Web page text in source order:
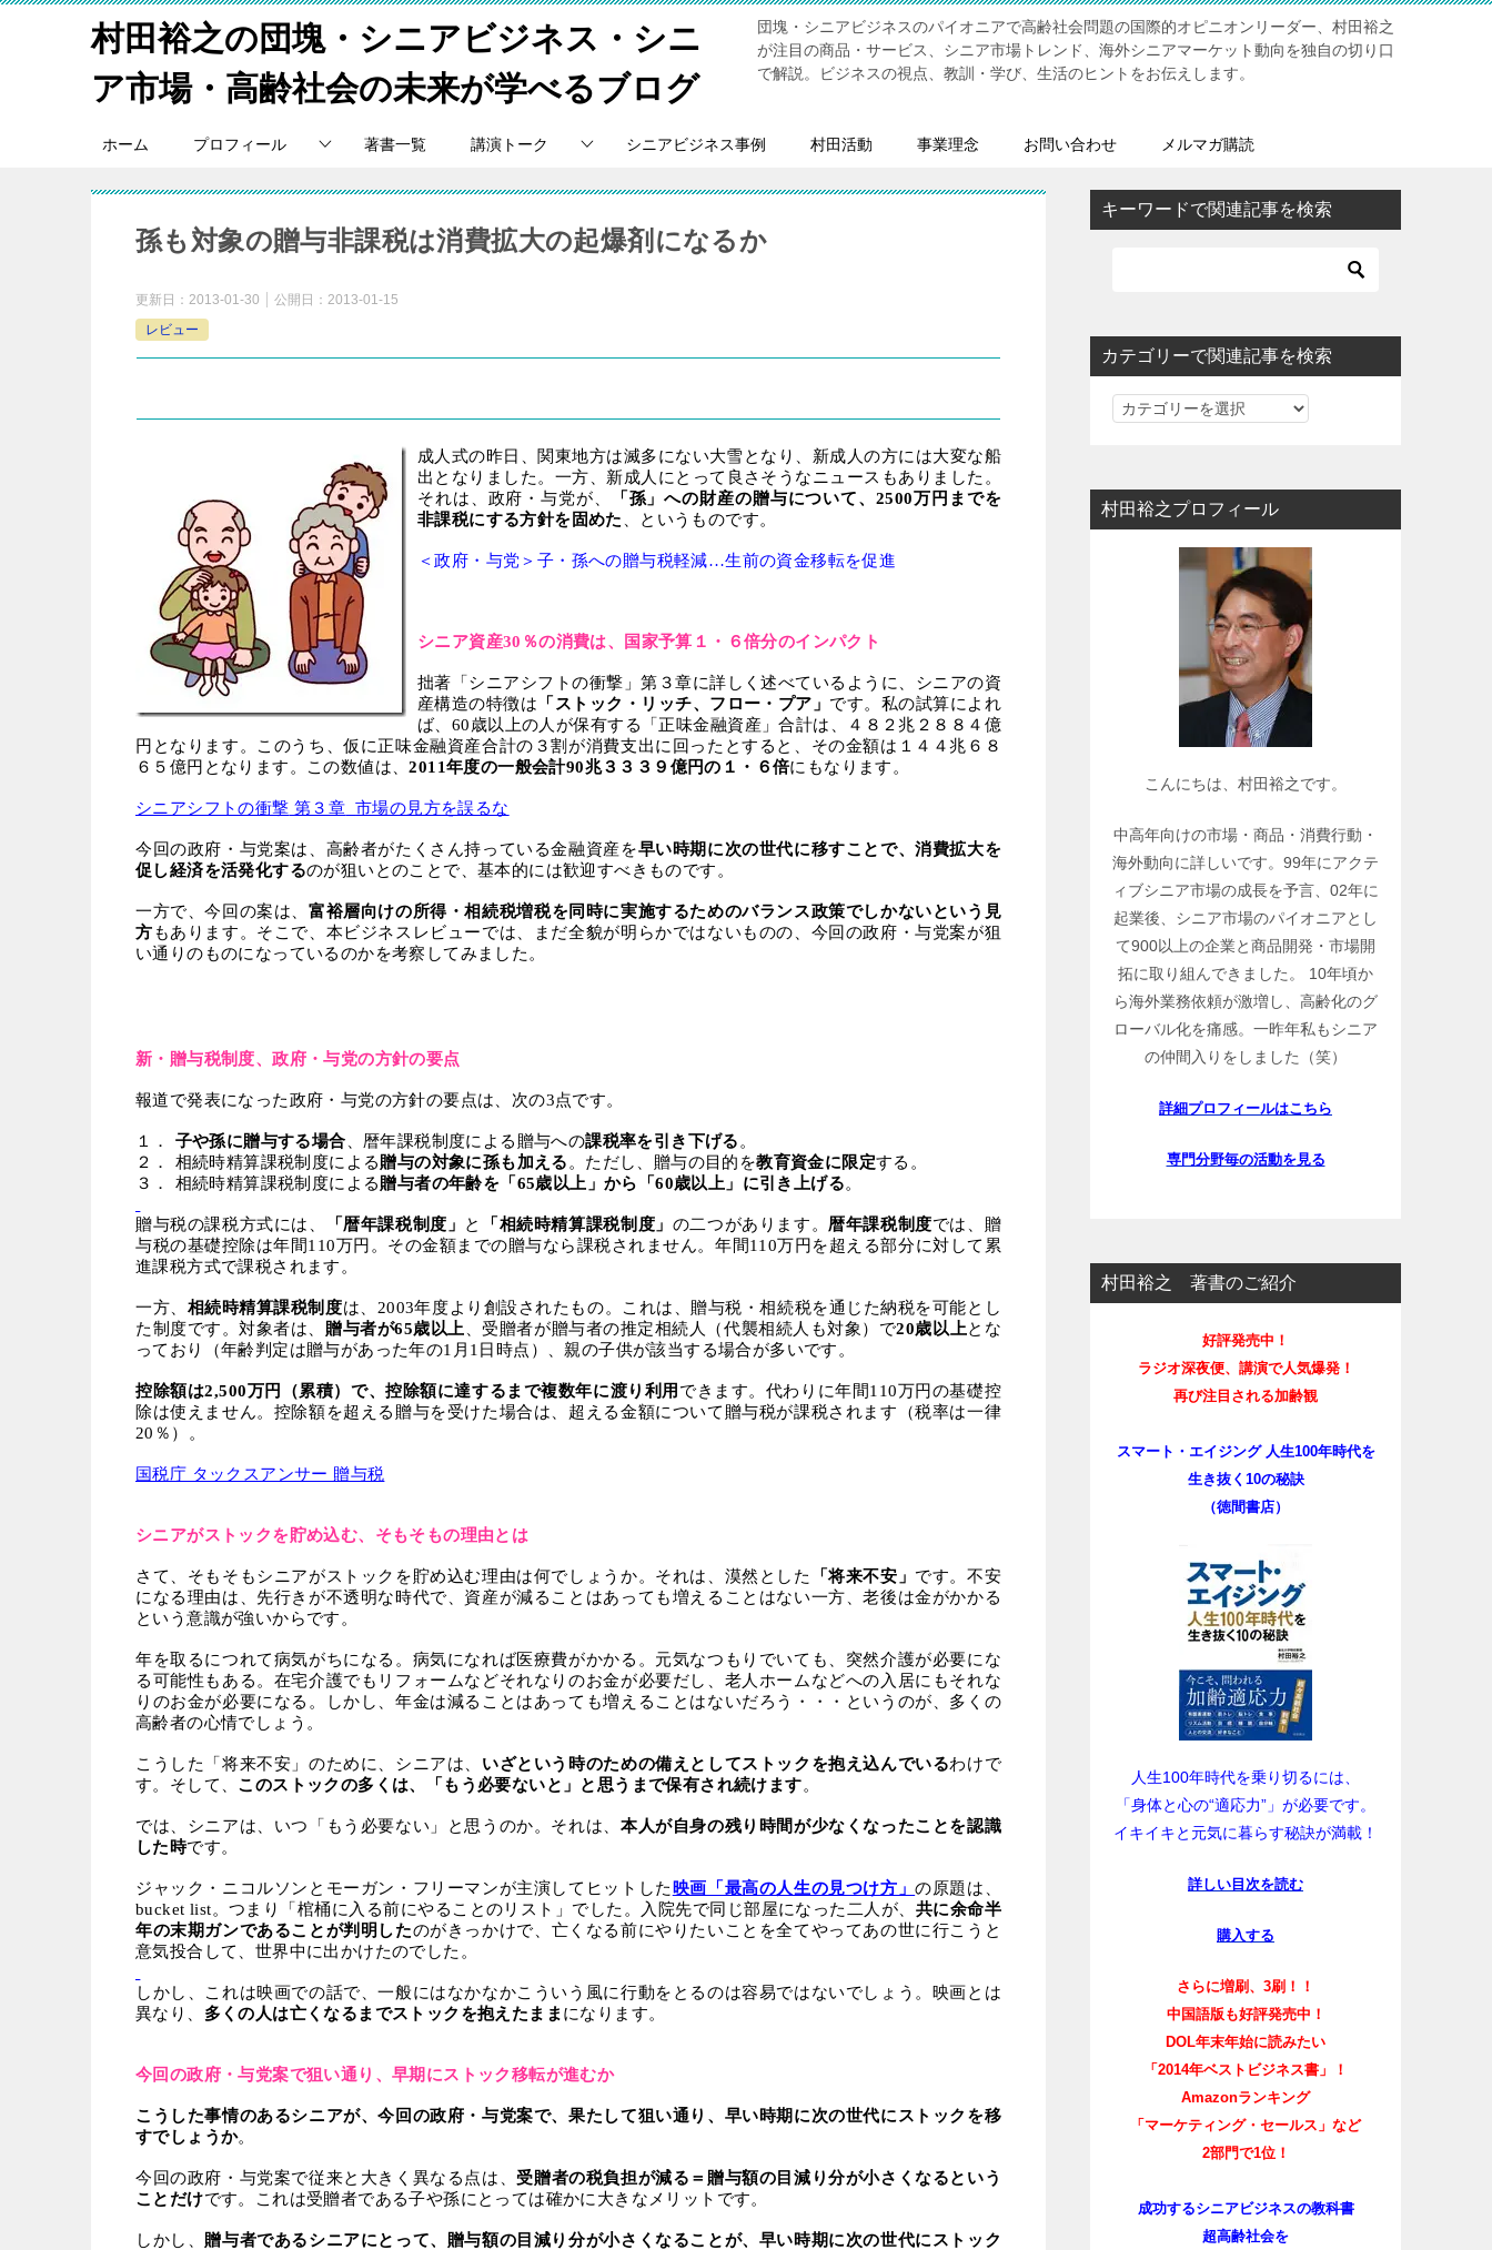
村田裕之の団塊・シニアビジネス・シニ
ア市場・高齢社会の未来が学べるブログ
団塊・シニアビジネスのパイオニアで高齢社会問題の国際的オピニオンリーダー、村田裕之
が注目の商品・サービス、シニア市場トレンド、海外シニアマーケット動向を独自の切り口
で解説。ビジネスの視点、教訓・学び、生活のヒントをお伝えします。
ホーム プロフィール 著書一覧 講演トーク シニアビジネス事例 村田活動 事業理念 お問い合わせ メルマガ購読
孫も対象の贈与非課税は消費拡大の起爆剤になるか
更新日： 2013-01-30 公開日： 2013-01-15
レビュー
成人式の昨日、関東地方は滅多にない大雪となり、新成人の方には大変な船
出となりました。一方、新成人にとって良さそうなニュースもありました。
それは、政府・与党が、
「孫」への財産の贈与について、 2500万円までを
非課税にする方針を固めた
、というものです。
＜政府・与党＞子・孫への贈与税軽減…生前の資金移転を促進
シニア資産30 ％の消費は、国家予算１・６倍分のインパクト
拙著「シニアシフトの衝撃」第３章に詳しく述べているように、シニアの資
産構造の特徴は 「ストック・リッチ、フロー・プア」 です。私の試算によれ
ば、 60歳以上の人が保有する「正味金融資産」合計は、４８２兆２８８４億
円となります。このうち、仮に正味金融資産合計の３割が消費支出に回ったとすると、その金額は１４４兆６８
６５億円となります。この数値は、2011年度の一般会計90兆３３３９億円の１・６倍にもなります。
シニアシフトの衝撃 第３章 市場の見方を誤るな
今回の政府・与党案は、高齢者がたくさん持っている金融資産を早い時期に次の世代に移すことで、消費拡大を
促し経済を活発化するのが狙いとのことで、基本的には歓迎すべきものです。
一方で、今回の案は、富裕層向けの所得・相続税増税を同時に実施するためのバランス政策でしかないという見
方もあります。そこで、本ビジネスレビューでは、まだ全貌が明らかではないものの、今回の政府・与党案が狙
い通りのものになっているのかを考察してみました。
新・贈与税制度、政府・与党の方針の要点
報道で発表になった政府・与党の方針の要点は、次の3点です。
１． 子や孫に贈与する場合 、暦年課税制度による贈与への課税率を引き下げる 。
２．
相続時精算課税制度による贈与の対象に孫も加える 。ただし、贈与の目的を教育資金に限定する。
３．
相続時精算課税制度による贈与者の年齢を「 65歳以上」から「60歳以上」に引き上げる。
贈与税の課税方式には、 「暦年課税制度」 と 「相続時精算課税制度」 の二つがあります。 暦年課税制度では、贈
与税の基礎控除は年間110万円。その金額までの贈与なら課税されません。年間110万円を超える部分に対して累
進課税方式で課税されます。
一方、 相続時精算課税制度は、 2003年度より創設されたもの。これは、贈与税・相続税を通じた納税を可能とし
た制度です。対象者は、 贈与者が65歳以上 、受贈者が贈与者の推定相続人（代襲相続人も対象）で20歳以上とな
っており（年齢判定は贈与があった年の1 月 1 日時点）、親の子供が該当する場合が多いです。
控除額は2,500万円（累積）で、控除額に達するまで複数年に渡り利用 できます。代わりに年間110万円の基礎控
除は使えません。控除額を超える贈与を受けた場合は、超える金額について贈与税が課税されます（税率は一律
20 ％）。
国税庁 タックスアンサー 贈与税
シニアがストックを貯め込む、そもそもの理由とは
さて、そもそもシニアがストックを貯め込む理由は何でしょうか。それは、漠然とした 「将来不安」 です。不安
になる理由は、先行きが不透明な時代で、資産が減ることはあっても増えることはない一方、老後は金がかかる
という意識が強いからです。
年を取るにつれて病気がちになる。病気になれば医療費がかかる。元気なつもりでいても、突然介護が必要にな
る可能性もある。在宅介護でもリフォームなどそれなりのお金が必要だし、老人ホームなどへの入居にもそれな
りのお金が必要になる。しかし、年金は減ることはあっても増えることはないだろう・・・というのが、多くの
高齢者の心情でしょう。
こうした「将来不安」のために、シニアは、 いざという時のための備えとしてストックを抱え込んでいるわけで
す。そして、 このストックの多くは、「もう必要ないと」と思うまで保有され続けます。
では、シニアは、いつ「もう必要ない」と思うのか。それは、 本人が自身の残り時間が少なくなったことを認識
した時です。
ジャック・ニコルソンとモーガン・フリーマンが主演してヒットした 映画「最高の人生の見つけ方」の原題は、
bucket list。つまり「棺桶に入る前にやることのリスト」でした。入院先で同じ部屋になった二人が、 共に余命半
年の末期ガンであることが判明したのがきっかけで、亡くなる前にやりたいことを全てやってあの世に行こうと
意気投合して、世界中に出かけたのでした。
しかし、これは映画での話で、一般にはなかなかこういう風に行動をとるのは容易ではないでしょう。映画とは
異なり、 多くの人は亡くなるまでストックを抱えたまま になります。
今回の政府・与党案で狙い通り、早期にストック移転が進むか
こうした事情のあるシニアが、今回の政府・与党案で、果たして狙い通り、早い時期に次の世代にストックを移
すでしょうか。
今回の政府・与党案で従来と大きく異なる点は、 受贈者の税負担が減る＝贈与額の目減り分が小さくなるという
ことだけです。これは受贈者である子や孫にとっては確かに大きなメリットです。
しかし、 贈与者であるシニアにとって、贈与額の目減り分が小さくなることが、早い時期に次の世代にストック
キーワードで関連記事を検索
カテゴリーで関連記事を検索
カ
リ
ー
村田裕之プロフィール
こんにちは、村田裕之です。
中高年向けの市場・商品・消費行動・
海外動向に詳しいです。99年にアクテ
ィブシニア市場の成長を予言、02年に
起業後、シニア市場のパイオニアとし
て900以上の企業と商品開発・市場開
拓に取り組んできました。 10年頃か
ら海外業務依頼が激増し、高齢化のグ
ローバル化を痛感。一昨年私もシニア
の仲間入りをしました（笑）
詳細プロフィールはこちら
専門分野毎の活動を見る
村田裕之 著書のご紹介
好評発売中！
ラジオ深夜便、講演で人気爆発！
再び注目される加齢観
スマート・エイジング 人生100年時代を
生き抜く10の秘訣
（徳間書店）
人生100年時代を乗り切るには、
「身体と心の“適応力”」が必要です。
イキイキと元気に暮らす秘訣が満載！
詳しい目次を読む
購入する
さらに増刷、3刷！！
中国語版も好評発売中！
DOL年末年始に読みたい
「2014年ベストビジネス書」！
Amazonランキング
「マーケティング・セールス」など
2部門で1位！
成功するシニアビジネスの教科書
超高齢社会を